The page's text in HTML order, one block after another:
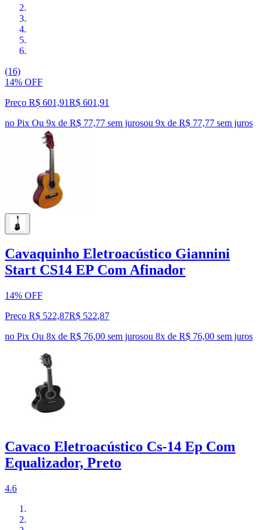
(16)
14% OFF
Preço R$ 601,91R$ 601 ,91
no Pix Ou 9x de R$ 77,77 sem jurosou 9x de R$ 77,77 sem juros
Cavaquinho Eletroacústico Giannini
Start CS14 EP Com Afinador
14% OFF
Preço R$ 522,87R$ 522,87
no Pix Ou 8x de R$ 76,00 sem jurosou 8x de R$ 76,00 sem juros
Cavaco Eletroacústico Cs-14 Ep Com
Equalizador, Preto
4.6